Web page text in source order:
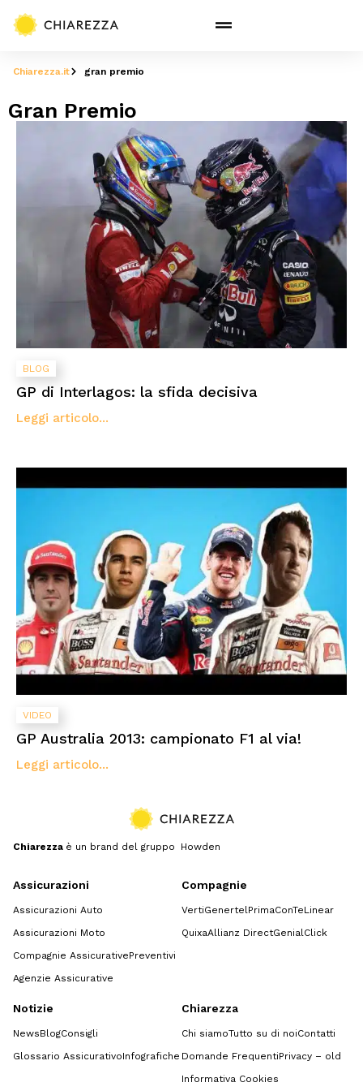
Chiarezza.it gran premio
Gran Premio
BLOG
GP di Interlagos: la sfida decisiva
Leggi articolo...
VIDEO
GP Australia 2013: campionato F1 al via!
Leggi articolo...
Chiarezza è un brand del gruppo Howden
Assicurazioni
Assicurazioni Auto
Assicurazioni Moto
Compagnie AssicurativePreventivi
Agenzie Assicurative
Compagnie
VertiGenertel PrimaConTeLinear
QuixaAllianz DirectGenialClick
Notizie
NewsBlogConsigli
Glossario AssicurativoInfografiche
Chiarezza
Chi siamoTutto su di noiContatti
Domande FrequentiPrivacy – old
Informativa Cookies